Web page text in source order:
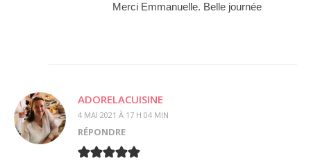
Merci Emmanuelle. Belle journée
ADORELACUISINE
4 MAI 2021 À 17 H 04 MIN
RÉPONDRE